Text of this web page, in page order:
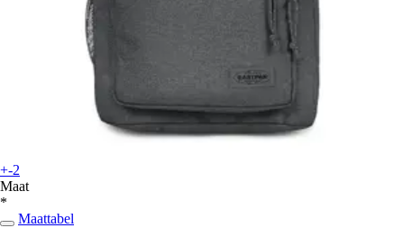
+-2
Maat
*
Maattabel